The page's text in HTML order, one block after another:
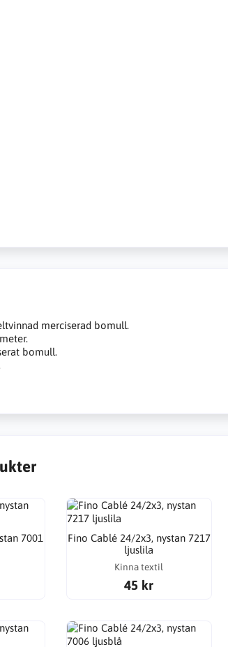
merciserad bomull.
bomull.
7001
Fino Cablé 24/2x3, nystan 7217
ljuslila
Kinna textil
45 kr